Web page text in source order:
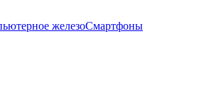
железоСмартфоны